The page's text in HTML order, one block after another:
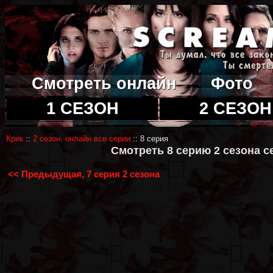
Смотреть онлайн
Фото
1 СЕЗОН
2 СЕЗОН
Крик :: 2 сезон, онлайн все серии :: 8 серия
Смотреть 8 серию 2 сезона
<< Предыдущая, 7 серия 2 сезона